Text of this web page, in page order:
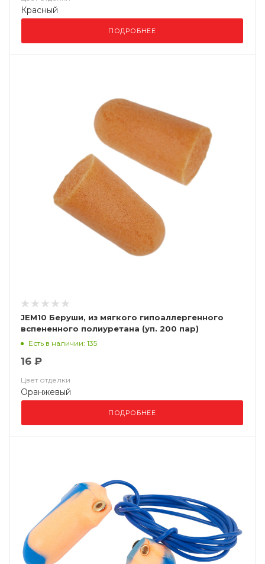
Красный
ПОДРОБНЕЕ
JEM10 Беруши, из мягкого гипоаллергенного
вспененного полиуретана (уп. 200 пар)
Есть в наличии: 135
16 ₽
Цвет отделки
Оранжевый
ПОДРОБНЕЕ